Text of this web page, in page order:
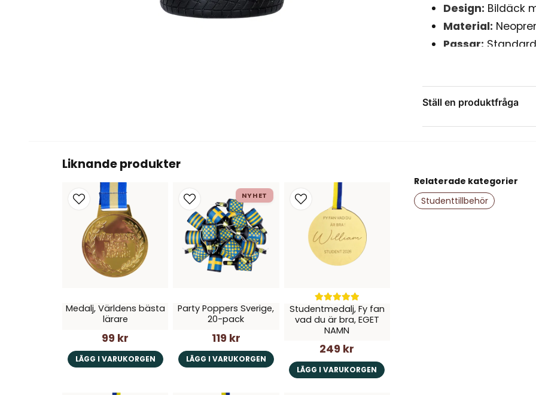
Design: Bildäck
Material:
Passar:
Perfekt för:
Ställ en produktfråga
name
Namn
Liknande produkter
Medalj, Världens bästa
lärare
99 kr
LÄGG I VARUKORGEN
Party Poppers Sverige,
20-pack
119 kr
LÄGG I VARUKORGEN
NYHET
Studentmedalj, Fy fan
vad du är bra, EGET
NAMN
249 kr
LÄGG I VARUKORGEN
Relaterade kategorier
Studenttillbehör